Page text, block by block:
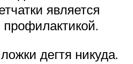
является
дегтя никуда.